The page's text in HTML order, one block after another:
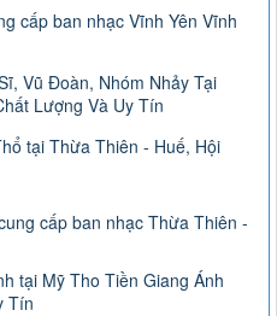
cấp ban nhạc Vĩnh Yên Vĩnh
Vũ Đoàn, Nhóm Nhảy Tại
Lượng Và Uy Tín
tại Thừa Thiên - Huế, Hội
cấp ban nhạc Thừa Thiên -
tại Mỹ Tho Tiền Giang Ánh
Tín